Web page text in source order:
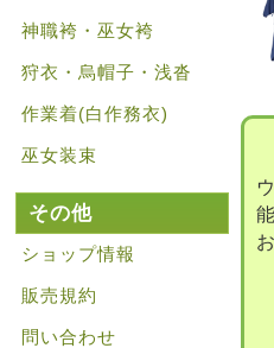
神職袴・巫女袴
狩衣・烏帽子・浅沓
作業着(白作務衣)
巫女装束
その他
ショップ情報
販売規約
問い合わせ